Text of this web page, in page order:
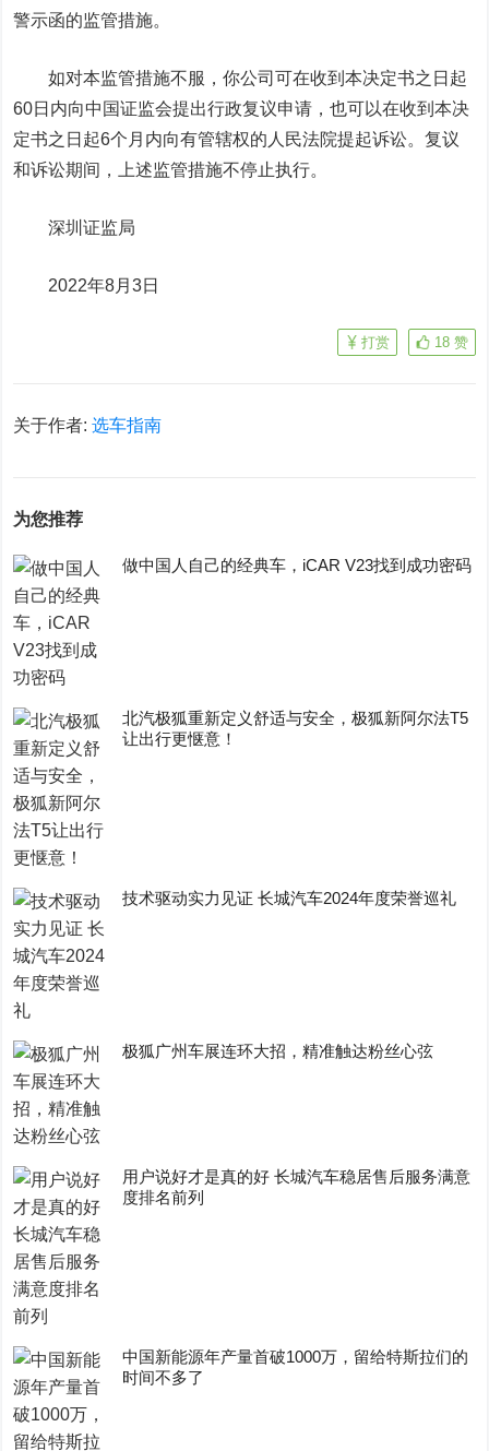
警示函的监管措施。
如对本监管措施不服，你公司可在收到本决定书之日起
60日内向中国证监会提出行政复议申请，也可以在收到本决
定书之日起6个月内向有管辖权的人民法院提起诉讼。复议
和诉讼期间，上述监管措施不停止执行。
深圳证监局
2022年8月3日
18 赞
打赏
关于作者:选车指南
为您推荐
做中国人自己的经典车，iCAR V23找到成功密码
​北汽极狐重新定义舒适与安全，极狐新阿尔法T5
让出行更惬意！
技术驱动实力见证 长城汽车2024年度荣誉巡礼
极狐广州车展连环大招，精准触达粉丝心弦
用户说好才是真的好 长城汽车稳居售后服务满意
度排名前列
中国新能源年产量首破1000万，留给特斯拉们的
时间不多了